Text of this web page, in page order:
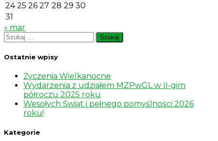
24 25 26 27 28 29 30
31
« mar
Szukaj:
Ostatnie wpisy
Życzenia Wielkanocne
Wydarzenia z udziałem MZPwGL w II-gim
półroczu 2025 roku
Wesołych Świąt i pełnego pomyślności 2026
roku!
Kategorie